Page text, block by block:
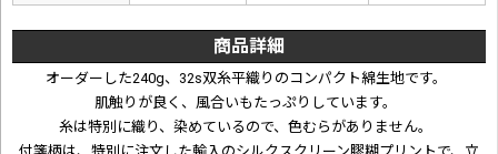
商品詳細
オーダーした240g、32s双糸平織りのコンパクト綿生地です。
肌触りが良く、風合いもたっぷりしています。
糸は特別に織り、染めているので、色むらがありません。